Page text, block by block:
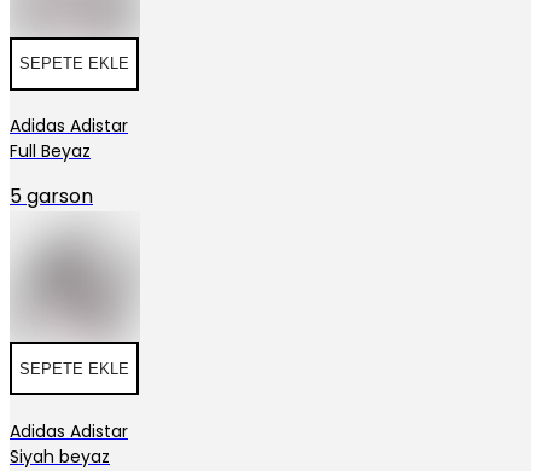
SEPETE EKLE
Adidas Adistar
Full Beyaz
5 garson
SEPETE EKLE
Adidas Adistar
Siyah beyaz